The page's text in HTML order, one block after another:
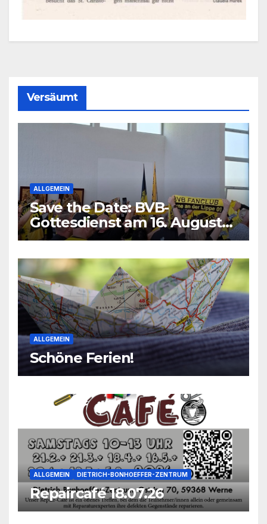
Versäumt
ALLGEMEIN
Save the Date: BVB-
Gottesdienst am 16. August
2026
ALLGEMEIN
Schöne Ferien!
ALLGEMEIN DIETRICH-BONHOEFFER-ZENTRUM
Repaircafé 18.07.26